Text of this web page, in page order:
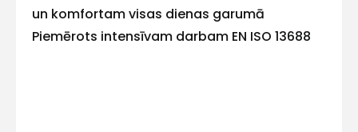
un komfortam visas dienas garumā
Piemērots intensīvam darbam EN ISO 13688
Kontakttālrunis